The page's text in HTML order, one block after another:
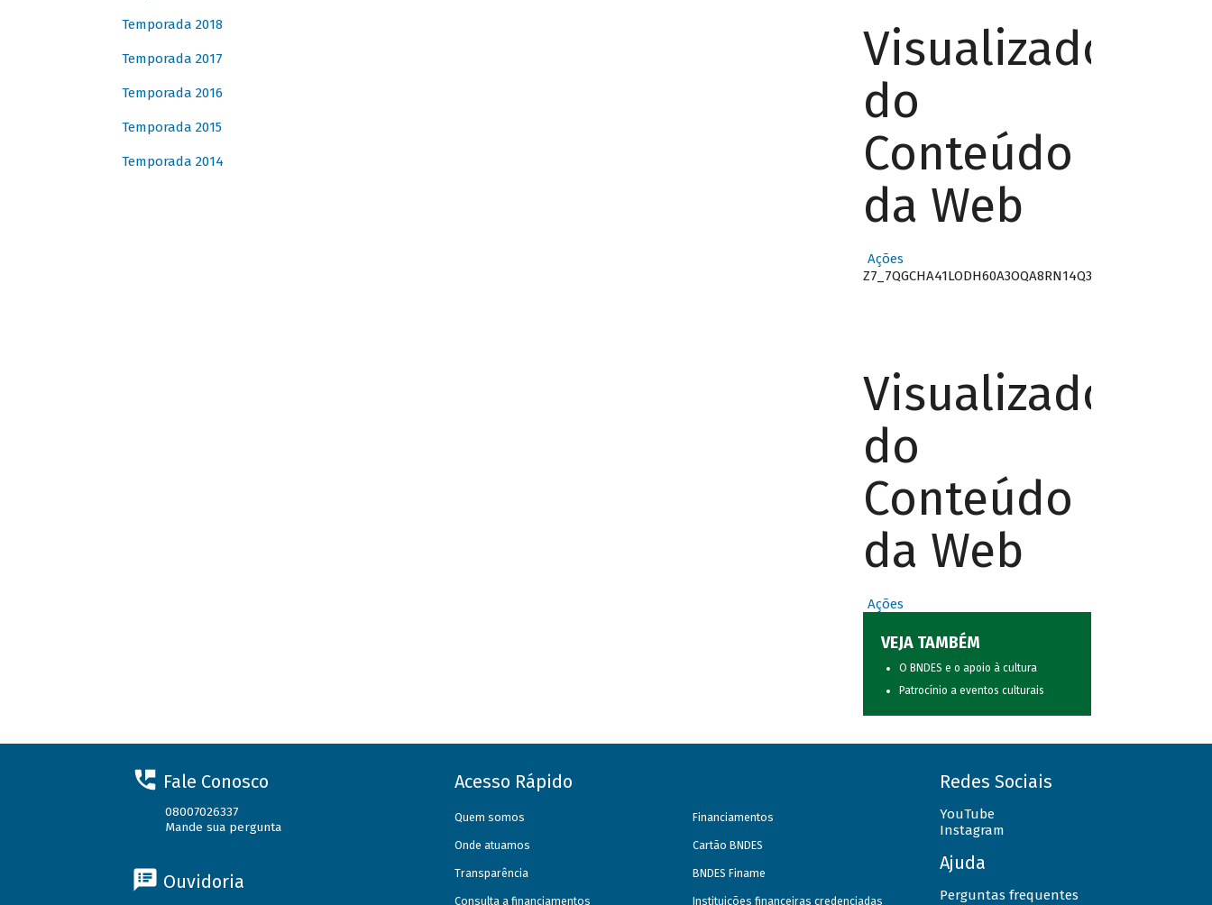
Temporada 2018
Temporada 2017
Temporada 2016
Temporada 2015
Temporada 2014
Visualizador
do
Conteúdo
da Web
Ações
Z7_7QGCHA41LODH60A3OQA8RN14Q3
Visualizador
do
Conteúdo
da Web
Ações
VEJA TAMBÉM
O BNDES e o apoio à cultura
Patrocínio a eventos culturais
Fale Conosco
08007026337
Mande sua pergunta
Ouvidoria
Acesso Rápido
Quem somos
Onde atuamos
Transparência
Consulta a financiamentos
Financiamentos
Cartão BNDES
BNDES Finame
Instituições financeiras credenciadas
Redes Sociais
YouTube
Instagram
Ajuda
Perguntas frequentes